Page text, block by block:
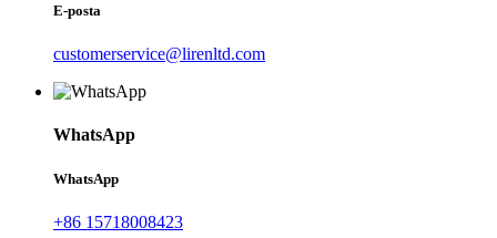
E-posta
customerservice@lirenltd.com
WhatsApp
WhatsApp
+86 15718008423